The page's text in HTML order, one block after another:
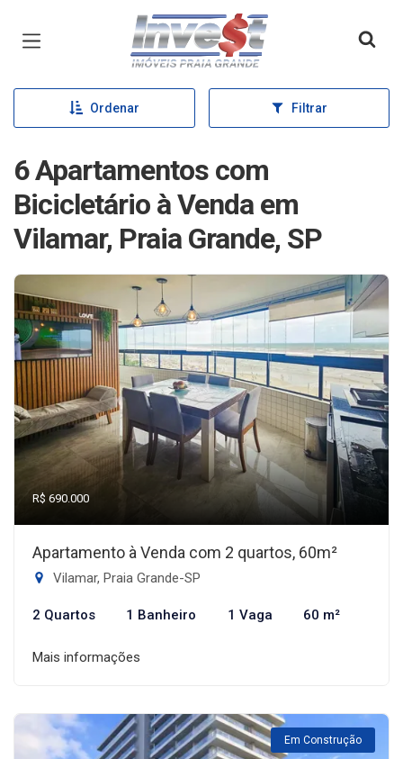
Página inicial
Ordenar Filtrar
6 Apartamentos com
Bicicletário à Venda em
Vilamar, Praia Grande, SP
R$ 690.000
Apartamento à Venda com 2 quartos, 60m²
Vilamar, Praia Grande-SP
2 Quartos 1 Banheiro 1 Vaga 60 m²
Mais informações
Em Construção